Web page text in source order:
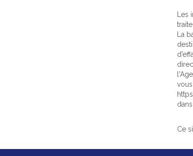
La
Ce